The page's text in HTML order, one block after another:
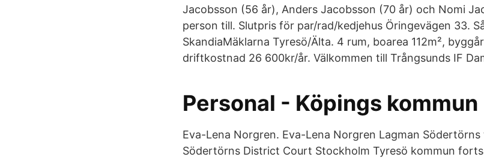
Jacobsson (56 år), Anders Jacobsson (70 år) och Nomi
person till. Slutpris för par/rad/kedjehus Öringevägen 33.
SkandiaMäklarna Tyresö/Älta. 4 rum, boarea 112m²,
driftkostnad 26 600kr/år. Välkommen till Trångsunds IF
Personal - Köpings kommun
Eva-Lena Norgren. Eva-Lena Norgren Lagman
Södertörns District Court Stockholm Tyresö kommun